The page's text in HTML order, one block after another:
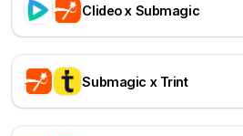
Clideo x Submagic
Submagic x Trint